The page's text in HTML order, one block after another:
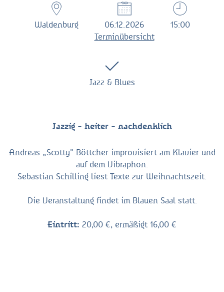
Waldenburg
06.12.2026
Terminübersicht
15:00
Jazz & Blues
Jazzig - heiter - nachdenklich
Andreas „Scotty" Böttcher improvisiert am Klavier und
auf dem Vibraphon.
Sebastian Schilling liest Texte zur Weihnachtszeit.
Die Veranstaltung findet im Blauen Saal statt.
Eintritt: 20,00 €, ermäßigt 16,00 €